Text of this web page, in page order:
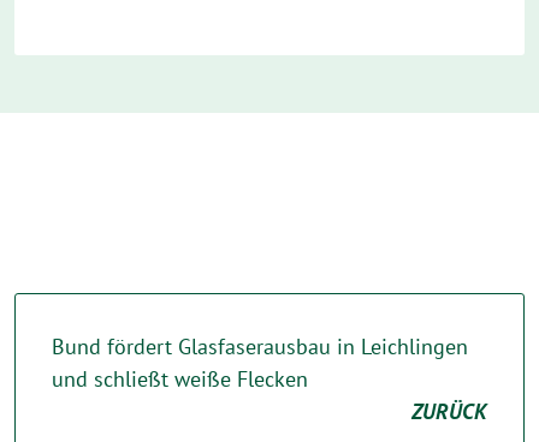
Bund fördert Glasfaserausbau in Leichlingen
und schließt weiße Flecken
ZURÜCK